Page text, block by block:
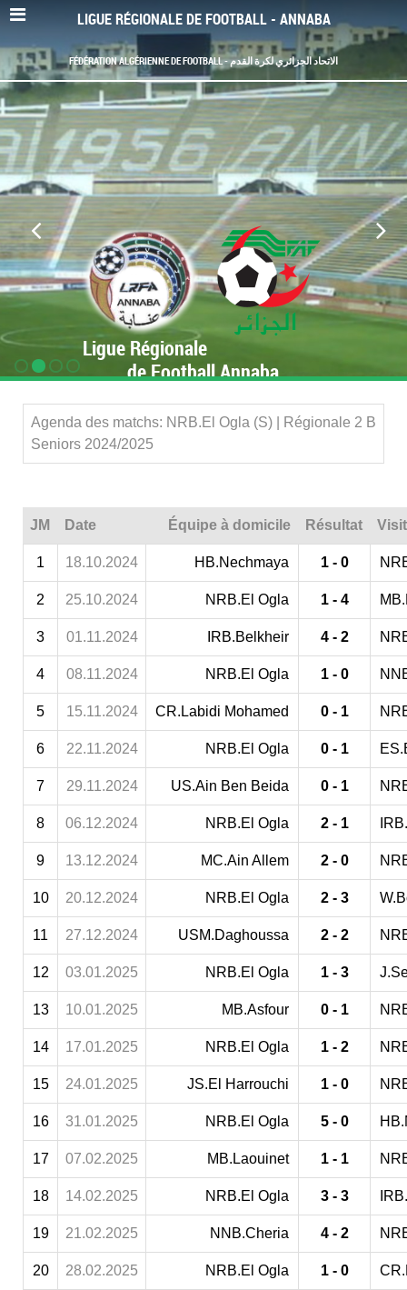
LIGUE RÉGIONALE DE FOOTBALL - ANNABA
FÉDÉRATION ALGÉRIENNE DE FOOTBALL - الاتحاد الجزائري لكرة القدم
Ligue Régionale
de Football Annaba
Agenda des matchs: NRB.El Ogla (S) | Régionale 2 B
Seniors 2024/2025
JM Date Équipe à domicile Résultat
1 18.10.2024 HB.Nechmaya 1 - 0
2 25.10.2024 NRB.El Ogla 1 - 4
3 01.11.2024 IRB.Belkheir 4 - 2
4 08.11.2024 NRB.El Ogla 1 - 0
5 15.11.2024 CR.Labidi Mohamed 0 - 1
6 22.11.2024 NRB.El Ogla 0 - 1
7 29.11.2024 US.Ain Ben Beida 0 - 1
8 06.12.2024 NRB.El Ogla 2 - 1
9 13.12.2024 MC.Ain Allem 2 - 0
10 20.12.2024 NRB.El Ogla 2 - 3
11 27.12.2024 USM.Daghoussa 2 - 2
12 03.01.2025 NRB.El Ogla 1 - 3
13 10.01.2025 MB.Asfour 0 - 1
14 17.01.2025 NRB.El Ogla 1 - 2
15 24.01.2025 JS.El Harrouchi 1 - 0
16 31.01.2025 NRB.El Ogla 5 - 0
17 07.02.2025 MB.Laouinet 1 - 1
18 14.02.2025 NRB.El Ogla 3 - 3
19 21.02.2025 NNB.Cheria 4 - 2
20 28.02.2025 NRB.El Ogla 1 - 0